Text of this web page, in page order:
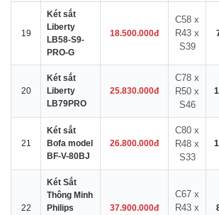
19
Két sắt
Liberty
LB58-S9-
PRO-G
18.500.000đ
C58 x
R43 x
S39
20
Két sắt
Liberty
LB79PRO
25.830.000đ
C78 x
R50 x
S46
21
Két sắt
Bofa model
BF-V-80BJ
26.800.000đ
C80 x
R48 x
S33
22
Két Sắt
Thông Minh
Philips
37.900.000đ
C67 x
R43 x